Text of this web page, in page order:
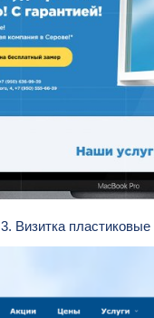
3. Визитка